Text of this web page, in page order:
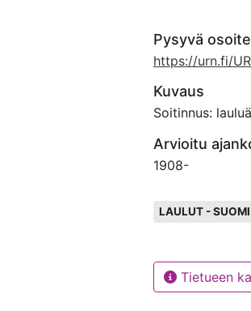
Pysyvä osoite
https://urn.fi/
Kuvaus
Soitinnus:
Arvioitu
1908-
LAULUT - SUOMI
Tietueen